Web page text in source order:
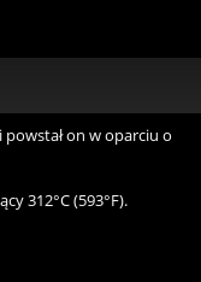
i powstał on w oparciu o
312°C (593°F).